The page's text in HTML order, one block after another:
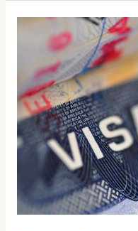
Descubra
passo
passo
de
como
Visto